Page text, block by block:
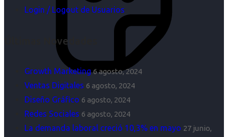
Login / Logout de Usuarios
Últimas Novedades
Growth Marketing 6 agosto, 2024
Ventas Digitales 6 agosto, 2024
Diseño Gráfico 6 agosto, 2024
Redes Sociales 6 agosto, 2024
La demanda laboral creció 10,3% en mayo 27 junio,